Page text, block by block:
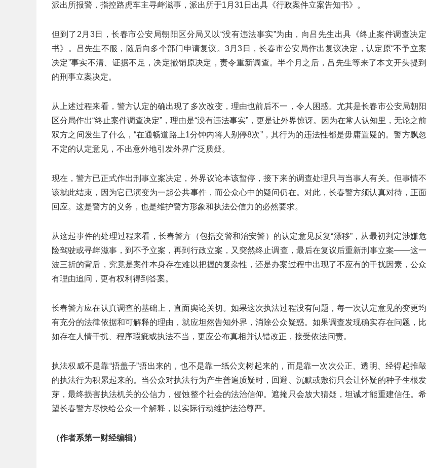
派出所报警，指控路虎车主寻衅滋事，派出所于1月31日出具《行政案件立案告知书》。
但到了2月3日，长春市公安局朝阳区分局又以“没有违法事实”为由，向吕先生出具《终止案件调查决定
书》。吕先生不服，随后向多个部门申请复议。3月3日，长春市公安局作出复议决定，认定原“不予立案
决定”事实不清、证据不足，决定撤销原决定，责令重新调查。半个月之后，吕先生等来了本文开头提到
的刑事立案决定。
从上述过程来看，警方认定的确出现了多次改变，理由也前后不一，令人困惑。尤其是长春市公安局朝阳
区分局作出“终止案件调查决定”，理由是“没有违法事实”，更是让外界惊讶。因为在常人认知里，无论之前
双方之间发生了什么，“在通畅道路上1分钟内将人别停8次”，其行为的违法性都是毋庸置疑的。警方飘忽
不定的认定意见，不出意外地引发外界广泛质疑。
现在，警方已正式作出刑事立案决定，外界议论本该暂停，接下来的调查处理只与当事人有关。但事情不
该就此结束，因为它已演变为一起公共事件，而公众心中的疑问仍在。对此，长春警方须认真对待，正面
回应。这是警方的义务，也是维护警方形象和执法公信力的必然要求。
从这起事件的处理过程来看，长春警方（包括交警和治安警）的认定意见反复“漂移”，从最初判定涉嫌危
险驾驶或寻衅滋事，到不予立案，再到行政立案，又突然终止调查，最后在复议后重新刑事立案——这一
波三折的背后，究竟是案件本身存在难以把握的复杂性，还是办案过程中出现了不应有的干扰因素，公众
有理由追问，更有权利得到答案。
长春警方应在认真调查的基础上，直面舆论关切。如果这次执法过程没有问题，每一次认定意见的变更均
有充分的法律依据和可解释的理由，就应坦然告知外界，消除公众疑惑。如果调查发现确实存在问题，比
如存在人情干扰、程序瑕疵或执法不当，更应公布真相并认错改正，接受依法问责。
执法权威不是靠“捂盖子”捂出来的，也不是靠一纸公文树起来的，而是靠一次次公正、透明、经得起推敲
的执法行为积累起来的。当公众对执法行为产生普遍质疑时，回避、沉默或敷衍只会让怀疑的种子生根发
芽，最终损害执法机关的公信力，侵蚀整个社会的法治信仰。遮掩只会放大猜疑，坦诚才能重建信任。希
望长春警方尽快给公众一个解释，以实际行动维护法治尊严。
（作者系第一财经编辑）